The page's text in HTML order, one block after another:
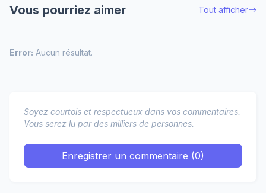
Vous pourriez aimer Tout afficher
Error: Aucun résultat.
Soyez courtois et respectueux dans vos commentaires.
Vous serez lu par des milliers de personnes.
Enregistrer un commentaire (0)